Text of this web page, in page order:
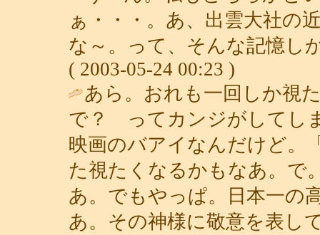
ぁ・・・。あ、出雲大社の
な～。って、そんな記憶し
( 2003-05-24 00:23 )
あら。おれも一回しか視
で？ ってカンジがしてし
映画のバアイなんだけど。
た視たくなるかもなあ。で
あ。でもやっぱ。日本一の
あ。その神様に敬意を表し